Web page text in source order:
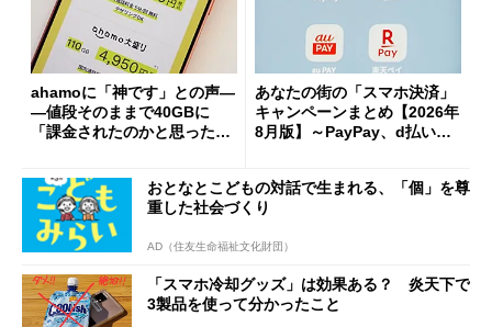
ahamoに「神です」との声―
―値段そのままで40GBに
「課金されたのかと思った」
あなたの街の「スマホ決済」
キャンペーンまとめ【2026年
8月版】～PayPay、d払い、a
おとなとこどもの対話で生まれる、「個」を尊
重した社会づくり
AD（住友生命福祉文化財団）
「スマホ冷却グッズ」は効果ある？ 炎天下で
3製品を使って分かったこと